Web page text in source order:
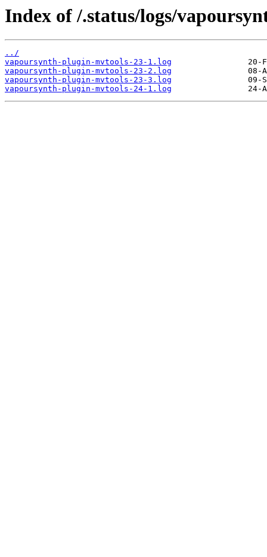
Index of /.status/logs/
../
vapoursynth-plugin-mvtools-23-1.log
vapoursynth-plugin-mvtools-23-2.log
vapoursynth-plugin-mvtools-23-3.log
vapoursynth-plugin-mvtools-24-1.log